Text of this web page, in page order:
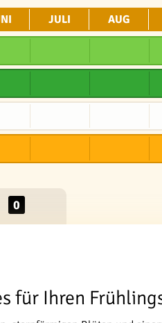
JULI AUG
0
für Ihren